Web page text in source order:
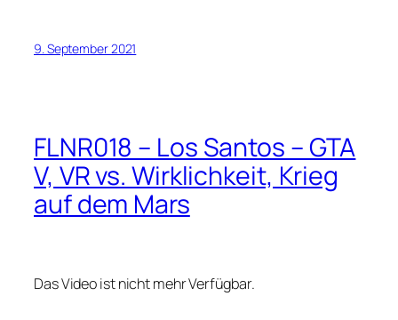
9. September 2021
FLNR018 – Los Santos – GTA
V, VR vs. Wirklichkeit, Krieg
auf dem Mars
Das Video ist nicht mehr Verfügbar.